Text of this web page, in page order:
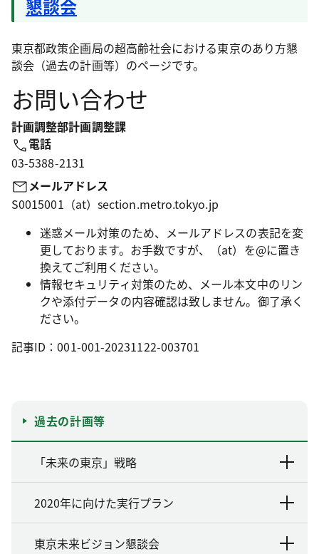
懇談会
東京都政策企画局の超高齢社会における東京のあり方懇
談会（過去の計画等）のページです。
お問い合わせ
計画調整部計画調整課
電話
03-5388-2131
メールアドレス
S0015001（at）section.metro.tokyo.jp
迷惑メール対策のため、メールアドレスの表記を変
更しております。お手数ですが、（at）を@に置き
換えてご利用ください。
情報セキュリティ対策のため、メール本文中のリン
クや添付データの内容確認は致しません。御了承く
ださい。
記事ID：001-001-20231122-003701
過去の計画等
「未来の東京」戦略
2020年に向けた実行プラン
東京未来ビジョン懇談会